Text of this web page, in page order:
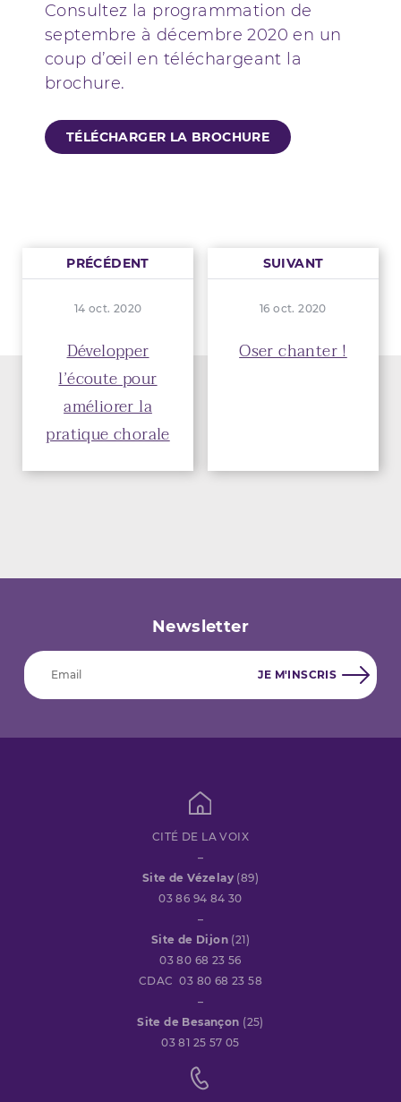
Consultez la programmation de
septembre à décembre 2020 en un
coup d’œil en téléchargeant la
brochure.
TÉLÉCHARGER LA BROCHURE
PRÉCÉDENT
14 oct. 2020
Développer
l’écoute pour
améliorer la
pratique chorale
SUIVANT
16 oct. 2020
Oser chanter !
Newsletter
CITÉ DE LA VOIX
–
Site de Vézelay (89)
03 86 94 84 30
–
Site de Dijon (21)
03 80 68 23 56
CDAC 03 80 68 23 58
–
Site de Besançon (25)
03 81 25 57 05